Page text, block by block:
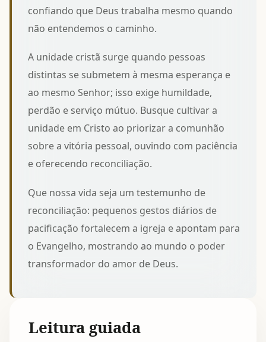
confiando que Deus trabalha mesmo quando
não entendemos o caminho.
A unidade cristã surge quando pessoas
distintas se submetem à mesma esperança e
ao mesmo Senhor; isso exige humildade,
perdão e serviço mútuo. Busque cultivar a
unidade em Cristo ao priorizar a comunhão
sobre a vitória pessoal, ouvindo com paciência
e oferecendo reconciliação.
Que nossa vida seja um testemunho de
reconciliação: pequenos gestos diários de
pacificação fortalecem a igreja e apontam para
o Evangelho, mostrando ao mundo o poder
transformador do amor de Deus.
Leitura guiada